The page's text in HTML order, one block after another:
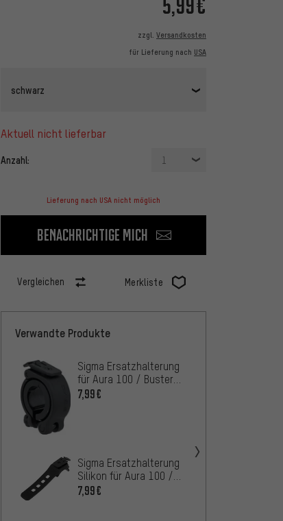
zzgl. Versandkosten
für Lieferung nach USA
schwarz
aktuell nicht lieferbar
Anzahl: 1
Lieferung nach USA nicht möglich
Benachrichtige mich
Vergleichen Merkliste
Verwandte Produkte
Sigma Ersatzhalterung
für Aura 100 / Buster
800 / Buster 1100 HL
7,99€
Sigma Ersatzhalterung
Silikon für Aura 100 /
Buster 800 / Buster
7,99€